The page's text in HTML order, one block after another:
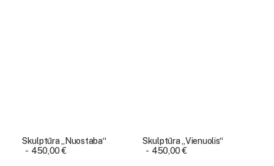
Skulptūra „Nuostaba“
450,00€
Skulptūra „Vienuolis“
450,00€